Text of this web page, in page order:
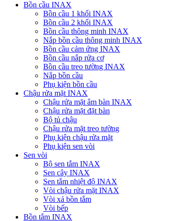
Bồn cầu INAX
Bồn cầu 1 khối INAX
Bồn cầu 2 khối INAX
Bồn cầu thông minh INAX
Nắp bồn cầu thông minh INAX
Bồn cầu cảm ứng INAX
Bồn cầu nắp rửa cơ
Bồn cầu treo tường INAX
Nắp bồn cầu
Phụ kiện bồn cầu
Chậu rửa mặt INAX
Chậu rửa mặt âm bàn INAX
Chậu rửa mặt đặt bàn
Bộ tủ chậu
Chậu rửa mặt treo tường
Phụ kiện chậu rửa mặt
Phụ kiện sen vòi
Sen vòi
Bộ sen tắm INAX
Sen cây INAX
Sen tắm nhiệt độ INAX
Vòi chậu rửa mặt INAX
Vòi xả bồn tắm
Vòi bếp
Bồn tắm INAX